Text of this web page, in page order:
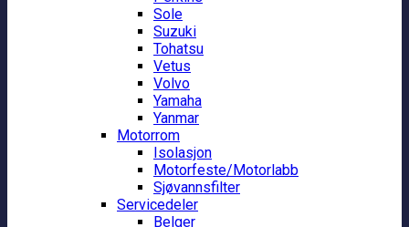
Sole
Suzuki
Tohatsu
Vetus
Volvo
Yamaha
Yanmar
Motorrom
Isolasjon
Motorfeste/Motorlabb
Sjøvannsfilter
Servicedeler
Belger